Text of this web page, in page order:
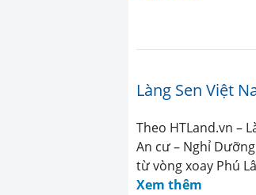
Làng Sen Việt
Theo HTLand.vn –
An cư – Nghỉ
từ vòng xoay Phú
Xem thêm